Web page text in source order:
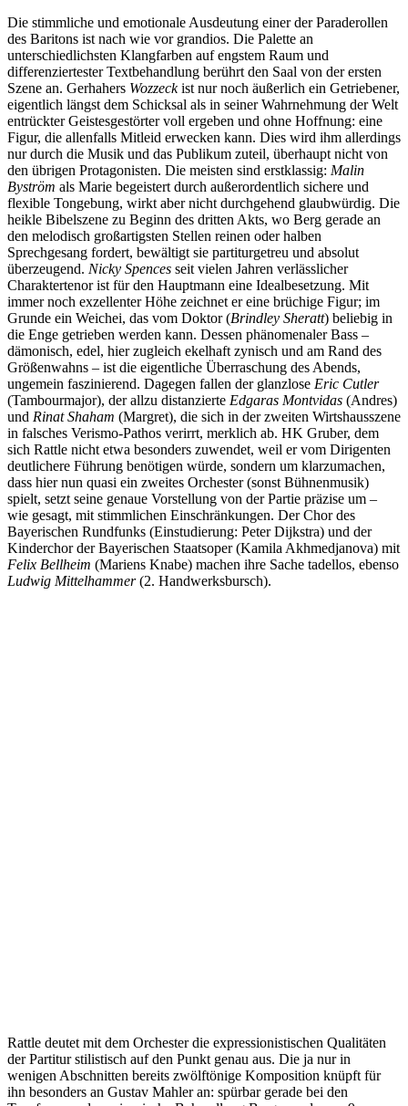
Die stimmliche und emotionale Ausdeutung einer der Paraderollen
des Baritons ist nach wie vor grandios. Die Palette an
unterschiedlichsten Klangfarben auf engstem Raum und
differenziertester Textbehandlung berührt den Saal von der ersten
Szene an. Gerhahers Wozzeckist nur noch äußerlich ein Getriebener,
eigentlich längst dem Schicksal als in seiner Wahrnehmung der Welt
entrückter Geistesgestörter voll ergeben und ohne Hoffnung: eine
Figur, die allenfalls Mitleid erwecken kann. Dies wird ihm allerdings
nur durch die Musik und das Publikum zuteil, überhaupt nicht von
den übrigen Protagonisten. Die meisten sind erstklassig: Malin
Byström als Marie begeistert durch außerordentlich sichere und
flexible Tongebung, wirkt aber nicht durchgehend glaubwürdig. Die
heikle Bibelszene zu Beginn des dritten Akts, wo Berg gerade an
den melodisch großartigsten Stellen reinen oder halben
Sprechgesang fordert, bewältigt sie partiturgetreu und absolut
überzeugend. Nicky Spences seit vielen Jahren verlässlicher
Charaktertenor ist für den Hauptmann eine Idealbesetzung. Mit
immer noch exzellenter Höhe zeichnet er eine brüchige Figur; im
Grunde ein Weichei, das vom Doktor (Brindley Sheratt) beliebig in
die Enge getrieben werden kann. Dessen phänomenaler Bass –
dämonisch, edel, hier zugleich ekelhaft zynisch und am Rand des
Größenwahns – ist die eigentliche Überraschung des Abends,
ungemein faszinierend. Dagegen fallen der glanzlose Eric Cutler
(Tambourmajor), der allzu distanzierte Edgaras Montvidas (Andres)
und Rinat Shaham (Margret), die sich in der zweiten Wirtshausszene
in falsches Verismo-Pathos verirrt, merklich ab. HK Gruber, dem
sich Rattle nicht etwa besonders zuwendet, weil er vom Dirigenten
deutlichere Führung benötigen würde, sondern um klarzumachen,
dass hier nun quasi ein zweites Orchester (sonst Bühnenmusik)
spielt, setzt seine genaue Vorstellung von der Partie präzise um –
wie gesagt, mit stimmlichen Einschränkungen. Der Chor des
Bayerischen Rundfunks (Einstudierung: Peter Dijkstra) und der
Kinderchor der Bayerischen Staatsoper (Kamila Akhmedjanova) mit
Felix Bellheim (Mariens Knabe) machen ihre Sache tadellos, ebenso
Ludwig Mittelhammer(2. Handwerksbursch).
Rattle deutet mit dem Orchester die expressionistischen Qualitäten
der Partitur stilistisch auf den Punkt genau aus. Die ja nur in
wenigen Abschnitten bereits zwölftönige Komposition knüpft für
ihn besonders an Gustav Mahler an: spürbar gerade bei den